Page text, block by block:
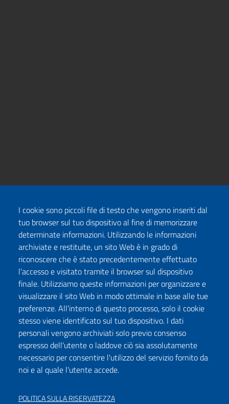
I cookie sono piccoli file di testo che vengono inseriti dal
tuo browser sul tuo dispositivo al fine di memorizzare
determinate informazioni. Utilizzando le informazioni
archiviate e restituite, un sito Web è in grado di
riconoscere che è stato precedentemente effettuato
l'accesso e visitato tramite il browser sul dispositivo
finale. Utilizziamo queste informazioni per organizzare e
visualizzare il sito Web in modo ottimale in base alle tue
preferenze. All'interno di questo processo, solo il cookie
stesso viene identificato sul tuo dispositivo. I dati
personali vengono archiviati solo previo consenso
espresso dell'utente o laddove ciò sia assolutamente
necessario per consentire l'utilizzo del servizio fornito da
noi e al quale l'utente accede.
POLITICA SULLA RISERVATEZZA